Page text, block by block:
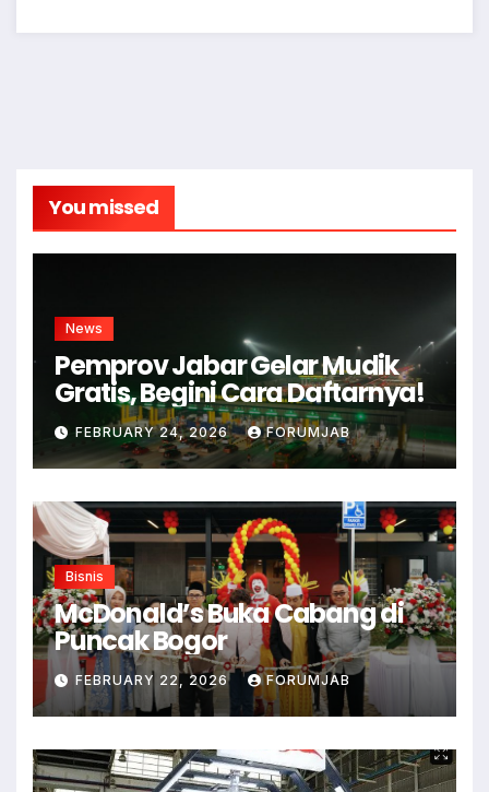
You missed
News
Pemprov Jabar Gelar Mudik
Gratis, Begini Cara Daftarnya!
FEBRUARY 24, 2026 FORUMJAB
Bisnis
McDonald’s Buka Cabang di
Puncak Bogor
FEBRUARY 22, 2026 FORUMJAB